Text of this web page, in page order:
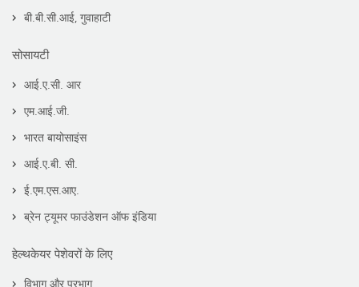
बी.बी.सी.आई, गुवाहाटी
सोसायटी
आई.ए.सी. आर
एम.आई.जी.
भारत बायोसाइंस
आई.ए.बी. सी.
ई.एम.एस.आए.
ब्रेन ट्यूमर फाउंडेशन ऑफ इंडिया
हेल्थकेयर पेशेवरों के लिए
विभाग और प्रभाग